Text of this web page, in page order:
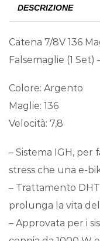
DESCRIZIONE
Catena 7/8V 136
Falsemaglie (1 Set)
Colore: Argento
Maglie: 136
Velocità: 7,8
– Sistema IGH,
stress che una e-
– Trattamento
prolunga la vita
– Approvata per i